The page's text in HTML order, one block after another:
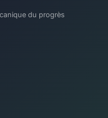
du progrès